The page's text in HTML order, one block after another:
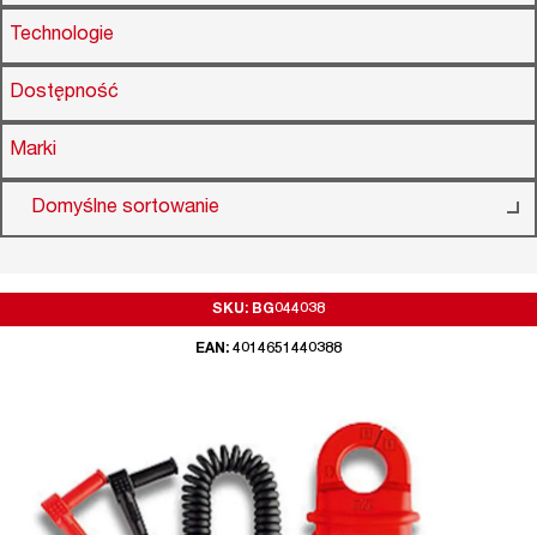
Technologie
Dostępność
Marki
Domyślne sortowanie
SKU: BG044038
EAN: 4014651440388